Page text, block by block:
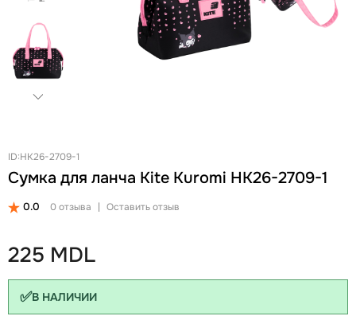
Ланчбоксы и бутылки
Бизнес рюкзаки
Школьные рюкзаки на колесах Snowball
Детские кошельки
Дошкольные рюкзаки
Женские Кошельки
Ремни
Ключницы
Визитницы
Pungă cosmetică
Зонты
Новинки
Скидки и акции
ID:HK26-2709-1
Сумка для ланча Kite Kuromi HK26-2709-1
0.0 0 отзыва | Оставить отзыв
225 MDL
✅В НАЛИЧИИ